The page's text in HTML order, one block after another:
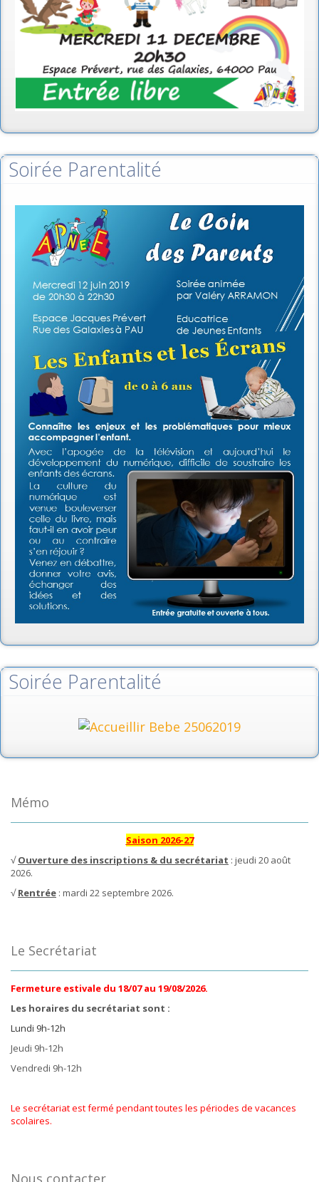
Soirée Parentalité
Soirée Parentalité
Mémo
Saison 2026-27
√Ouverture des inscriptions & du secrétariat : jeudi 20 août
2026.
√Rentrée : mardi 22 septembre 2026.
Le Secrétariat
Fermeture estivale du 18/07 au 19/08/2026.
Les horaires du secrétariat sont :
Lundi 9h-12h
Jeudi 9h-12h
Vendredi 9h-12h
Le secrétariat est fermé pendant toutes les périodes de vacances
scolaires.